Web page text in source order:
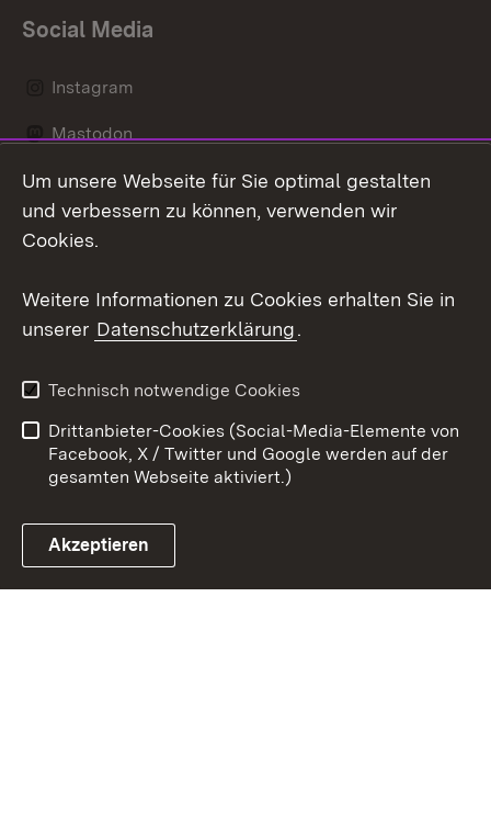
Social Media
Instagram
Mastodon
Messenger
Link zum Landesportal
Kontakt
Impressum
Cookies
Um unsere Webseite für Sie optimal gestalten
und verbessern zu können, verwenden wir
Cookies.
Weitere Informationen zu Cookies erhalten Sie in
unserer Datenschutzerklärung.
Technisch notwendige Cookies
Drittanbieter-Cookies (Social-Media-Elemente von
Facebook, X / Twitter und Google werden auf der
gesamten Webseite aktiviert.)
Akzeptieren